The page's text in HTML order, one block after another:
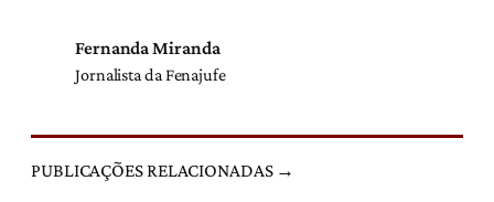
Fernanda Miranda
Jornalista da Fenajufe
PUBLICAÇÕES RELACIONADAS →